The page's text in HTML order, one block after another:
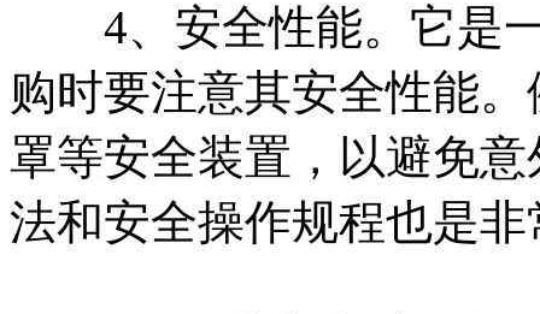
4、安全性能。它是一
购时要注意其安全性能
罩等安全装置，以避免
法和安全操作规程也是